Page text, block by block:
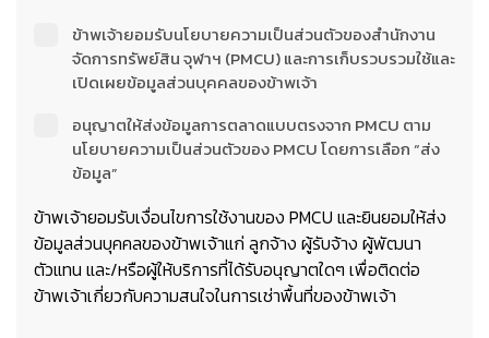
ข้าพเจ้ายอมรับนโยบายความเป็นส่วนตัวของสำนักงาน
จัดการทรัพย์สิน จุฬาฯ (PMCU) และการเก็บรวบรวมใช้และ
เปิดเผยข้อมูลส่วนบุคคลของข้าพเจ้า
อนุญาตให้ส่งข้อมูลการตลาดแบบตรงจาก PMCU ตาม
นโยบายความเป็นส่วนตัวของ PMCU โดยการเลือก “ส่ง
ข้อมูล”
ข้าพเจ้ายอมรับเงื่อนไขการใช้งานของ PMCU และยินยอมให้ส่ง
ข้อมูลส่วนบุคคลของข้าพเจ้าแก่ ลูกจ้าง ผู้รับจ้าง ผู้พัฒนา
ตัวแทน และ/หรือผู้ให้บริการที่ได้รับอนุญาตใดๆ เพื่อติดต่อ
ข้าพเจ้าเกี่ยวกับความสนใจในการเช่าพื้นที่ของข้าพเจ้า